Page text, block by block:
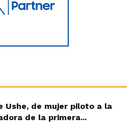
Ushe, de mujer piloto a la
de la primera...